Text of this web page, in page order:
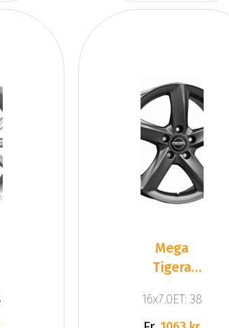
Mega
Tigera
Anthracite
Gr
16x7.0ET: 38